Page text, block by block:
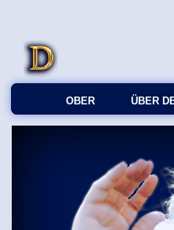
OBER ÜBER